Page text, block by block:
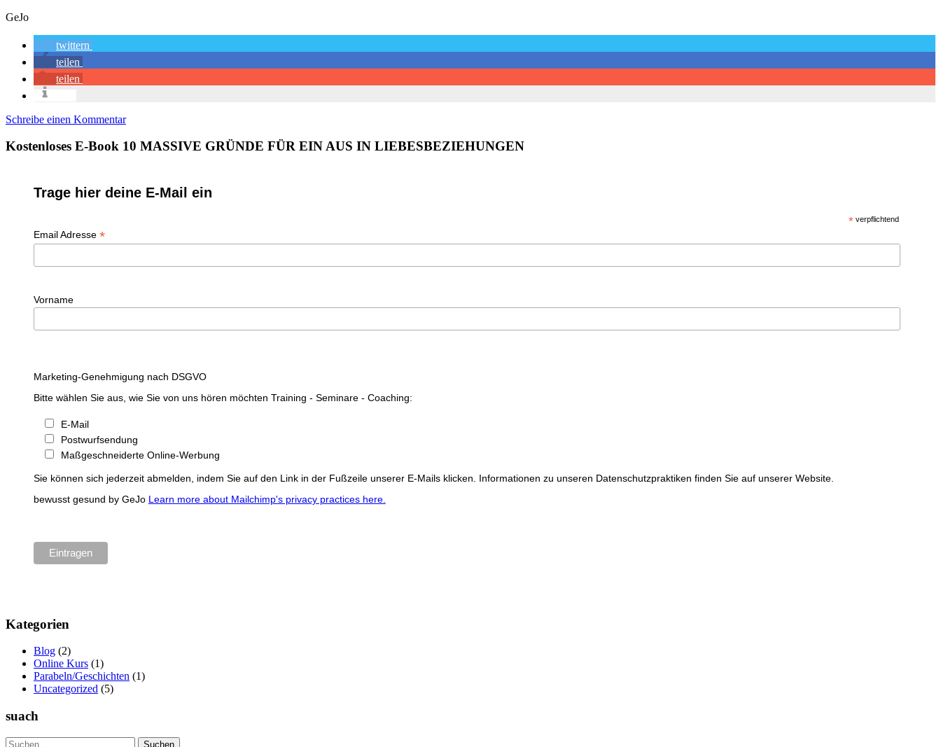
GeJo
twittern
teilen
teilen
Schreibe einen Kommentar
Kostenloses E-Book 10 MASSIVE GRÜNDE FÜR EIN AUS IN LIEBESBEZIEHUNGEN
Trage hier deine E-Mail ein
* verpflichtend
Email Adresse *
Vorname
Marketing-Genehmigung nach DSGVO
Bitte wählen Sie aus, wie Sie von uns hören möchten Training - Seminare - Coaching:
E-Mail
Postwurfsendung
Maßgeschneiderte Online-Werbung
Sie können sich jederzeit abmelden, indem Sie auf den Link in der Fußzeile unserer E-Mails klicken. Informationen zu unseren Datenschutzpraktiken finden Sie auf unserer Website.
bewusst gesund by GeJo Learn more about Mailchimp's privacy practices here.
Kategorien
Blog (2)
Online Kurs (1)
Parabeln/Geschichten (1)
Uncategorized (5)
suach
Suchen